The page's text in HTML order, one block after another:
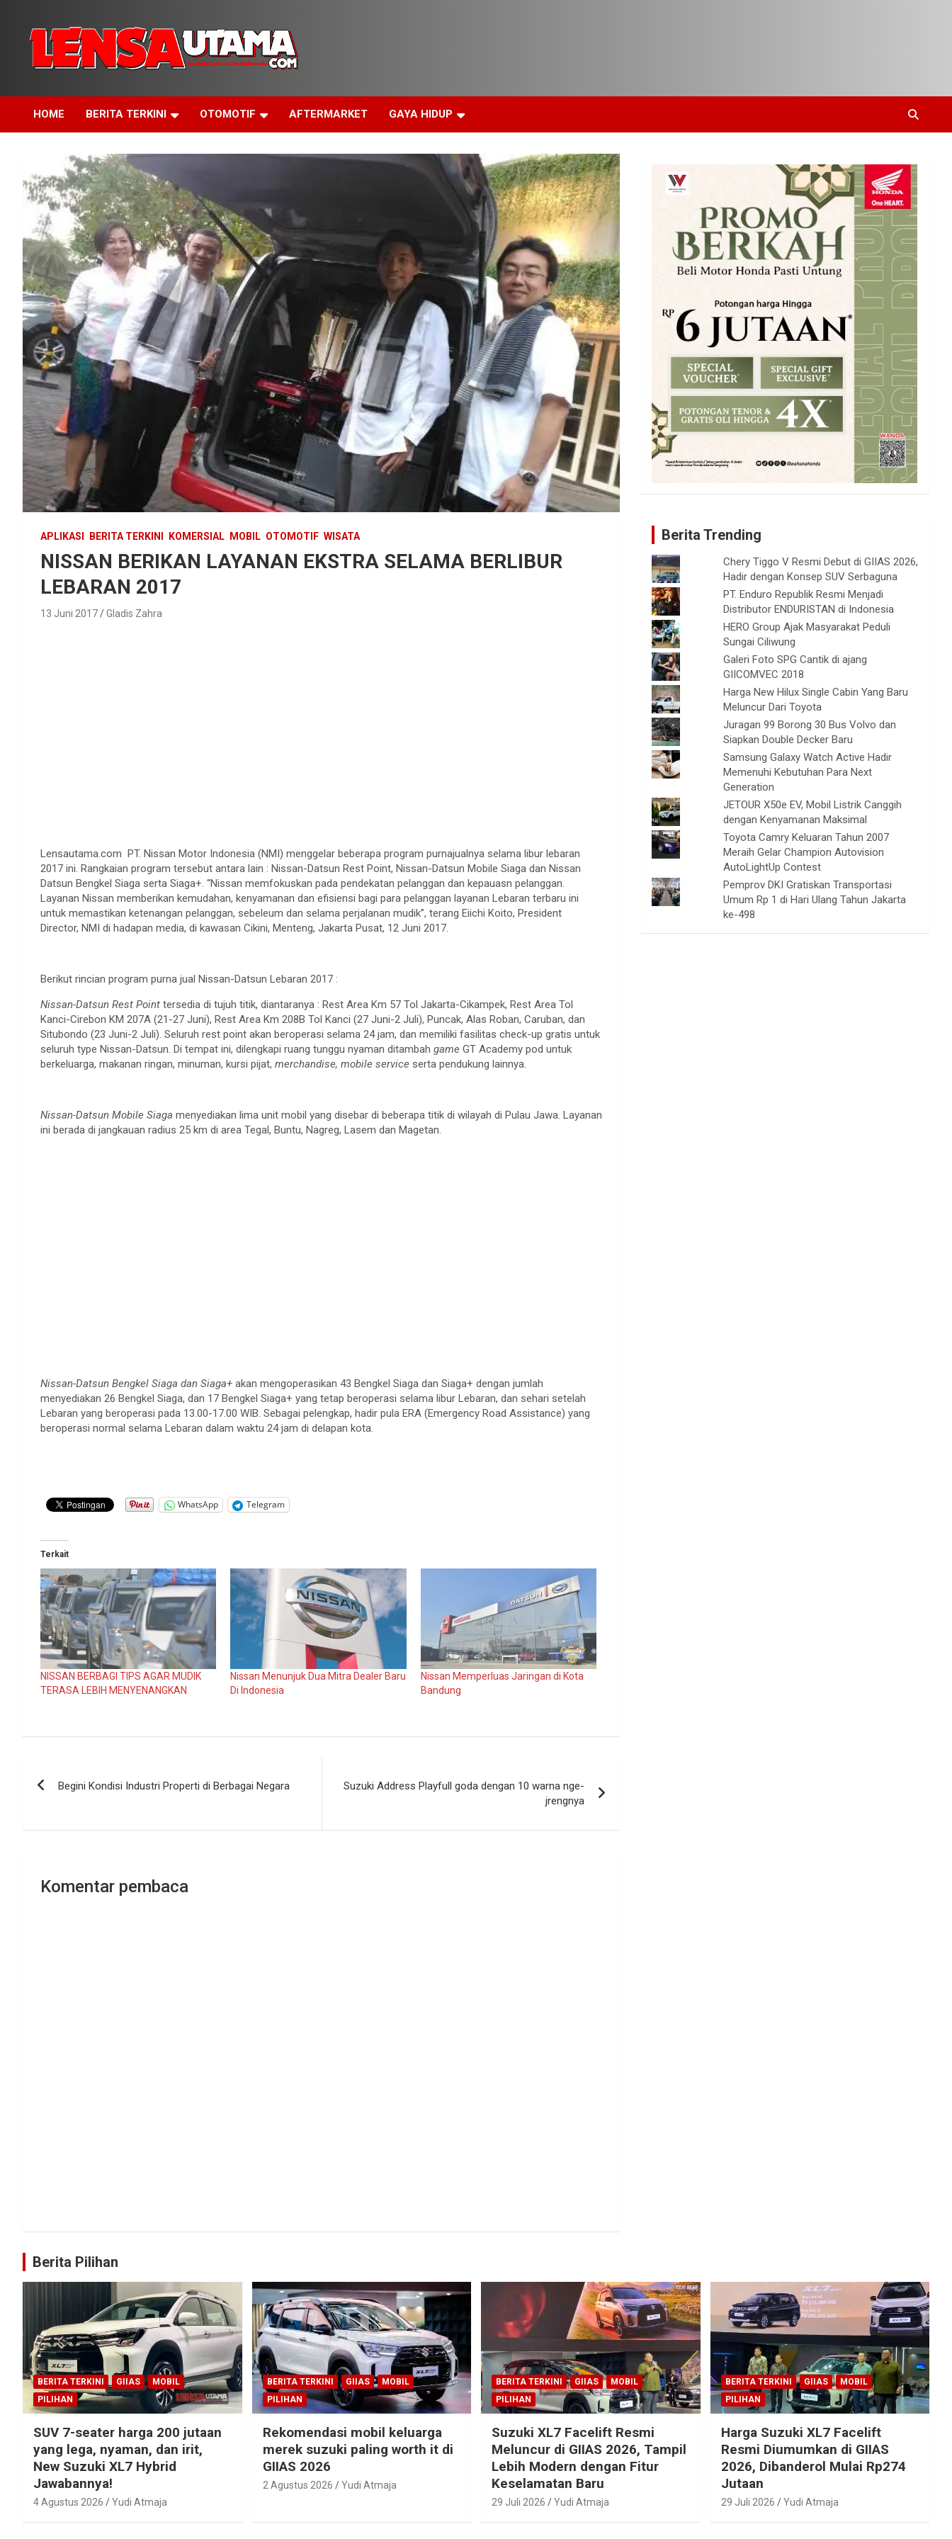
content
LensaUtama
HOME BERITA TERKINI OTOMOTIF AFTERMARKET GAYA HIDUP
APLIKASI BERITA TERKINI KOMERSIAL MOBIL OTOMOTIF WISATA
NISSAN BERIKAN LAYANAN EKSTRA SELAMA BERLIBUR
LEBARAN 2017
13 Juni 2017 Gladis Zahra
Lensautama.com PT. Nissan Motor Indonesia (NMI) menggelar beberapa program purnajualnya selama libur lebaran
2017 ini. Rangkaian program tersebut antara lain : Nissan-Datsun Rest Point, Nissan-Datsun Mobile Siaga dan Nissan
Datsun Bengkel Siaga serta Siaga+. “Nissan memfokuskan pada pendekatan pelanggan dan kepauasn pelanggan.
Layanan Nissan memberikan kemudahan, kenyamanan dan efisiensi bagi para pelanggan layanan Lebaran terbaru ini
untuk memastikan ketenangan pelanggan, sebeleum dan selama perjalanan mudik”, terang Eiichi Koito, President
Director, NMI di hadapan media, di kawasan Cikini, Menteng, Jakarta Pusat, 12 Juni 2017.
Berikut rincian program purna jual Nissan-Datsun Lebaran 2017 :
Nissan-Datsun Rest Point tersedia di tujuh titik, diantaranya : Rest Area Km 57 Tol Jakarta-Cikampek, Rest Area Tol
Kanci-Cirebon KM 207A (21-27 Juni), Rest Area Km 208B Tol Kanci (27 Juni-2 Juli), Puncak, Alas Roban, Caruban, dan
Situbondo (23 Juni-2 Juli). Seluruh rest point akan beroperasi selama 24 jam, dan memiliki fasilitas check-up gratis untuk
seluruh type Nissan-Datsun. Di tempat ini, dilengkapi ruang tunggu nyaman ditambah game GT Academy pod untuk
berkeluarga, makanan ringan, minuman, kursi pijat, merchandise, mobile service serta pendukung lainnya.
Nissan-Datsun Mobile Siaga menyediakan lima unit mobil yang disebar di beberapa titik di wilayah di Pulau Jawa. Layanan
ini berada di jangkauan radius 25 km di area Tegal, Buntu, Nagreg, Lasem dan Magetan.
Nissan-Datsun Bengkel Siaga dan Siaga+ akan mengoperasikan 43 Bengkel Siaga dan Siaga+ dengan jumlah
menyediakan 26 Bengkel Siaga, dan 17 Bengkel Siaga+ yang tetap beroperasi selama libur Lebaran, dan sehari setelah
Lebaran yang beroperasi pada 13.00-17.00 WIB. Sebagai pelengkap, hadir pula ERA (Emergency Road Assistance) yang
beroperasi normal selama Lebaran dalam waktu 24 jam di delapan kota.
WhatsApp Telegram
Terkait
NISSAN BERBAGI TIPS AGAR MUDIK
TERASA LEBIH MENYENANGKAN
Nissan Menunjuk Dua Mitra Dealer Baru
Di Indonesia
Nissan Memperluas Jaringan di Kota
Bandung
Begini Kondisi Industri Properti di Berbagai Negara ­
Suzuki Address Playfull goda dengan 10 warna nge-
jrengnya
Komentar pembaca
Berita Trending
Chery Tiggo V Resmi Debut di GIIAS 2026,
Hadir dengan Konsep SUV Serbaguna
PT. Enduro Republik Resmi Menjadi
Distributor ENDURISTAN di Indonesia
HERO Group Ajak Masyarakat Peduli
Sungai Ciliwung
Galeri Foto SPG Cantik di ajang
GIICOMVEC 2018
Harga New Hilux Single Cabin Yang Baru
Meluncur Dari Toyota
Juragan 99 Borong 30 Bus Volvo dan
Siapkan Double Decker Baru
Samsung Galaxy Watch Active Hadir
Memenuhi Kebutuhan Para Next
Generation
JETOUR X50e EV, Mobil Listrik Canggih
dengan Kenyamanan Maksimal
Toyota Camry Keluaran Tahun 2007
Meraih Gelar Champion Autovision
AutoLightUp Contest
Pemprov DKI Gratiskan Transportasi
Umum Rp 1 di Hari Ulang Tahun Jakarta
ke-498
Berita Pilihan
BERITA TERKINI GIIAS
MOBIL
PILIHAN
SUV 7-seater harga 200 jutaan
yang lega, nyaman, dan irit,
New Suzuki XL7 Hybrid
Jawabannya!
4 Agustus 2026 Yudi Atmaja
BERITA TERKINI GIIAS
MOBIL
PILIHAN
Rekomendasi mobil keluarga
merek suzuki paling worth it di
GIIAS 2026
2 Agustus 2026 Yudi Atmaja
BERITA TERKINI GIIAS
MOBIL
PILIHAN
Suzuki XL7 Facelift Resmi
Meluncur di GIIAS 2026, Tampil
Lebih Modern dengan Fitur
Keselamatan Baru
29 Juli 2026 Yudi Atmaja
BERITA TERKINI GIIAS
MOBIL
PILIHAN
Harga Suzuki XL7 Facelift
Resmi Diumumkan di GIIAS
2026, Dibanderol Mulai Rp274
Jutaan
29 Juli 2026 Yudi Atmaja